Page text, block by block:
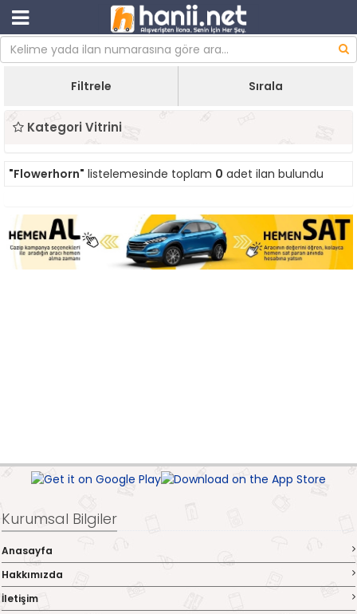
Filtrele Sırala
Kategori Vitrini
"Flowerhorn" listelemesinde toplam 0 adet ilan bulundu
Kurumsal Bilgiler
Anasayfa
Hakkımızda
İletişim